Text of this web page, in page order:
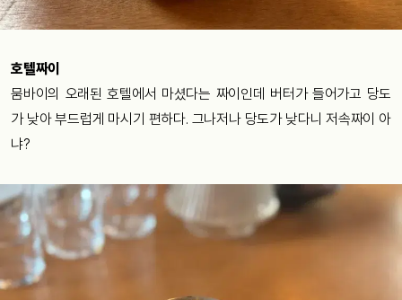
호텔짜이
뭄바이의 오래된 호텔에서 마셨다는 짜이인데 버터가 들어가고 당도
가 낮아 부드럽게 마시기 편하다. 그나저나 당도가 낮다니 저속짜이 아
냐?